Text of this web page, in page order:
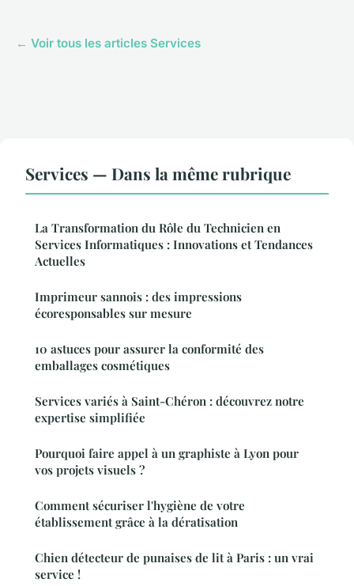
← Voir tous les articles Services
Services — Dans la même rubrique
La Transformation du Rôle du Technicien en
Services Informatiques : Innovations et Tendances
Actuelles
Imprimeur sannois : des impressions
écoresponsables sur mesure
10 astuces pour assurer la conformité des
emballages cosmétiques
Services variés à Saint-Chéron : découvrez notre
expertise simplifiée
Pourquoi faire appel à un graphiste à Lyon pour
vos projets visuels ?
Comment sécuriser l'hygiène de votre
établissement grâce à la dératisation
Chien détecteur de punaises de lit à Paris : un vrai
service !